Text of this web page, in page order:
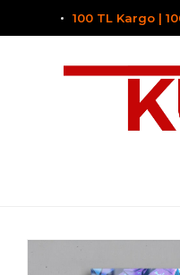
100 TL Kargo |